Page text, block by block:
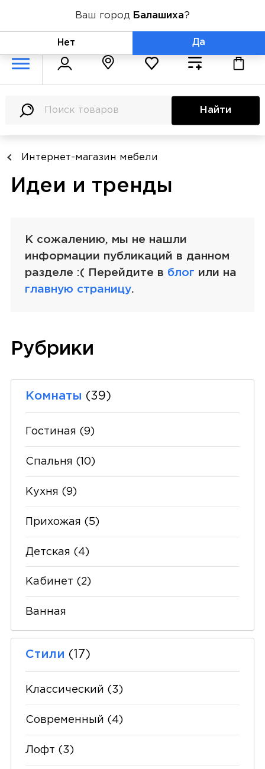
+7 (800) 775-71-06
Найти
Интернет-магазин мебели
Идеи и тренды
К сожалению, мы не нашли
информации публикаций в данном
разделе :( Перейдите в блог или на
главную страницу.
Рубрики
Комнаты (39)
Гостиная (9)
Спальня (10)
Кухня (9)
Прихожая (5)
Детская (4)
Кабинет (2)
Ванная
Стили (17)
Классический (3)
Современный (4)
Лофт (3)
Ваш город Балашиха?
Нет Да